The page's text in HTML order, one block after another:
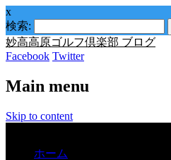
x
検索:
妙高高原ゴルフ倶楽部 ブログ
Facebook Twitter
Main menu
Skip to content
ホーム